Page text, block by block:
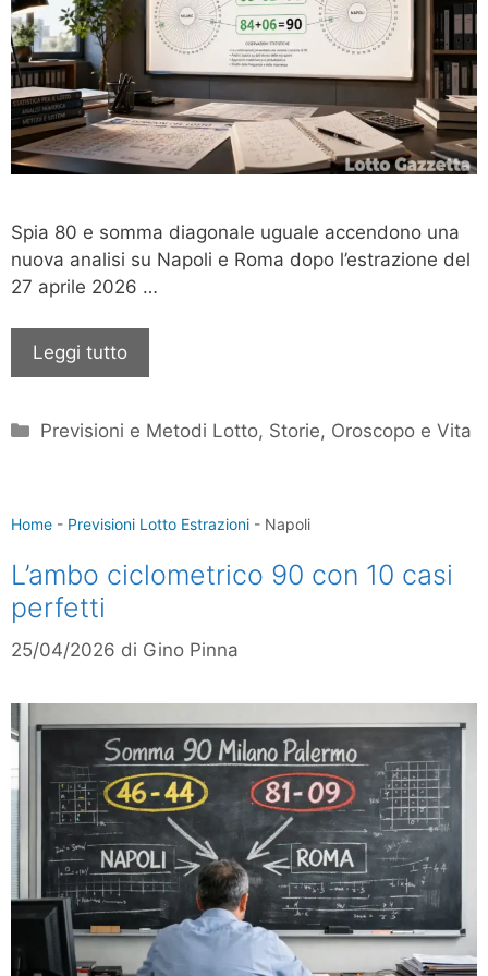
Spia 80 e somma diagonale uguale accendono una
nuova analisi su Napoli e Roma dopo l’estrazione del
27 aprile 2026 …
Leggi tutto
Categorie
Previsioni e Metodi Lotto, Storie, Oroscopo e Vita
Home - Previsioni Lotto Estrazioni - Napoli
L’ambo ciclometrico 90 con 10 casi
perfetti
25/04/2026 di Gino Pinna